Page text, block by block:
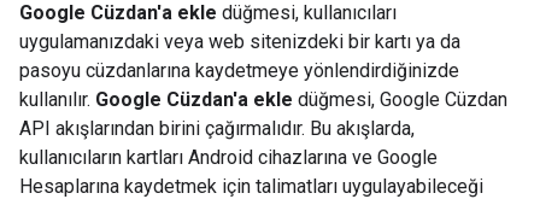
Google Cüzdan'a ekle düğmesi, kullanıcıları
uygulamanızdaki veya web sitenizdeki bir kartı ya da
pasoyu cüzdanlarına kaydetmeye yönlendirdiğinizde
kullanılır. Google Cüzdan'a ekle düğmesi, Google Cüzdan
API akışlarından birini çağırmalıdır. Bu akışlarda,
kullanıcıların kartları Android cihazlarına ve Google
Hesaplarına kaydetmek için talimatları uygulayabileceği